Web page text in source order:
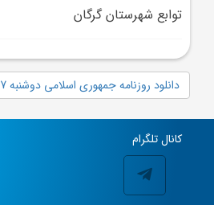
توابع شهرستان گرگان
دانلود روزنامه جمهوری اسلامی دوشنبه 1404/06/17 شماره 13176
کانال تلگرام